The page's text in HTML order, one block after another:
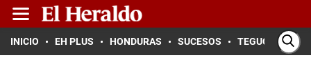
INICIO EH PLUS HONDURAS SUCESOS TEGUCIGALPA